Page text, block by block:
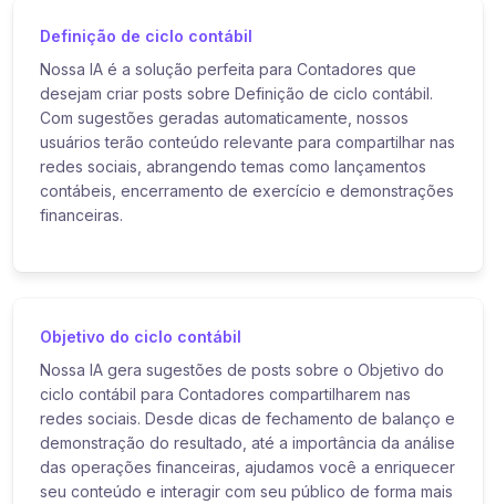
Definição de ciclo contábil
Nossa IA é a solução perfeita para Contadores que
desejam criar posts sobre Definição de ciclo contábil.
Com sugestões geradas automaticamente, nossos
usuários terão conteúdo relevante para compartilhar nas
redes sociais, abrangendo temas como lançamentos
contábeis, encerramento de exercício e demonstrações
financeiras.
Objetivo do ciclo contábil
Nossa IA gera sugestões de posts sobre o Objetivo do
ciclo contábil para Contadores compartilharem nas
redes sociais. Desde dicas de fechamento de balanço e
demonstração do resultado, até a importância da análise
das operações financeiras, ajudamos você a enriquecer
seu conteúdo e interagir com seu público de forma mais